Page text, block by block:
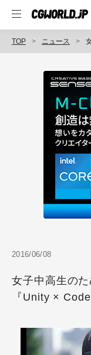
TOP ニュース 女
2016/06/08
女子中高生の
『Unity ×